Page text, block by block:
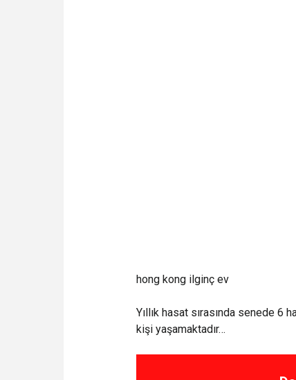
hong kong ilginç ev
Yıllık hasat sırasında senede 6
kişi yaşamaktadır…